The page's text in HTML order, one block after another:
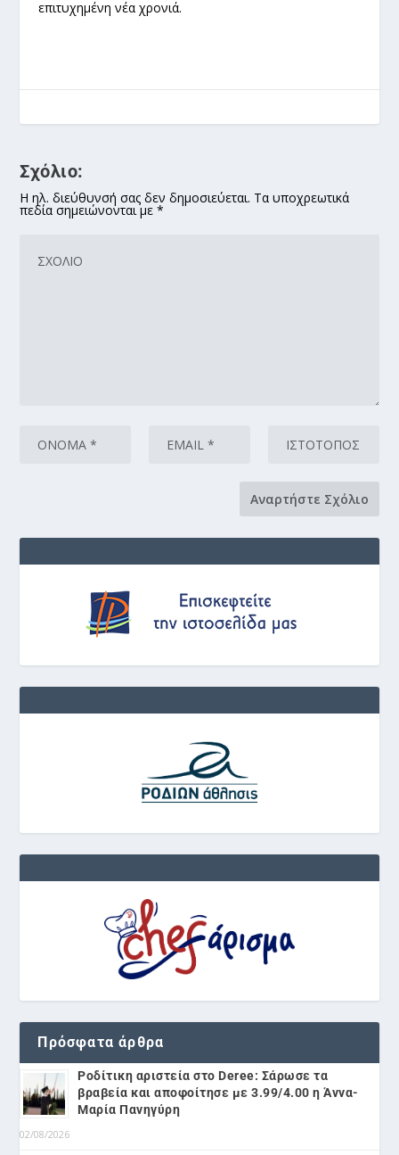
επιτυχημένη νέα χρονιά.
Σχόλιο:
Η ηλ. διεύθυνσή σας δεν δημοσιεύεται. Τα υποχρεωτικά
πεδία σημειώνονται με *
Πρόσφατα άρθρα
Ροδίτικη αριστεία στο Deree: Σάρωσε τα
βραβεία και αποφοίτησε με 3.99/4.00 η Άννα-
Μαρία Πανηγύρη
02/08/2026